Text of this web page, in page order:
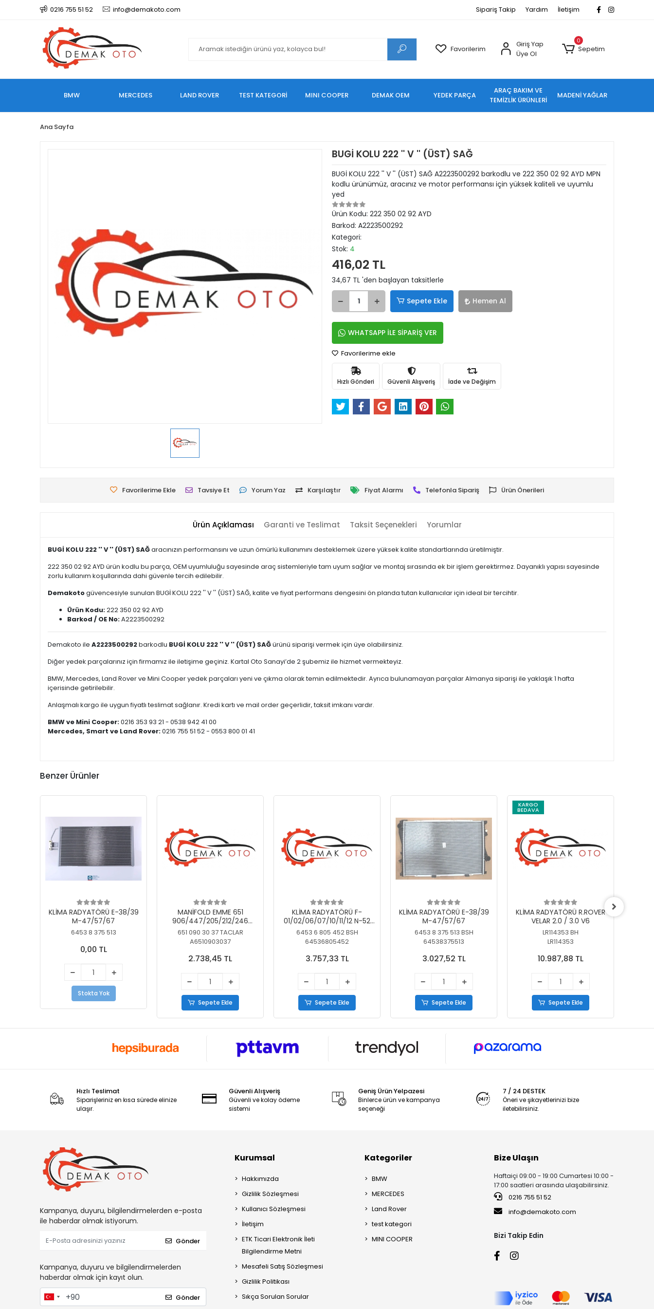
0216 755 51 52 info@demakoto.com Sipariş Takip Yardım İletişim
Favorilerim
Giriş Yap
Üye Ol
0
Sepetim
BMW MERCEDES LAND ROVER TEST KATEGORİ MINI COOPER DEMAK OEM YEDEK PARÇA
ARAÇ BAKIM VE
TEMİZLİK ÜRÜNLERİ
MADENİ YAĞLAR
Ana Sayfa
BUGİ KOLU 222 '' V '' (ÜST) SAĞ
BUGİ KOLU 222 '' V '' (ÜST) SAĞ A2223500292 barkodlu ve 222 350 02 92 AYD MPN
kodlu ürünümüz, aracınız ve motor performansı için yüksek kaliteli ve uyumlu
yed
Ürün Kodu: 222 350 02 92 AYD
Barkod: A2223500292
Kategori:
Stok: 4
416,02 TL
34,67 TL 'den başlayan taksitlerle
Sepete Ekle Hemen Al
WHATSAPP İLE SİPARİŞ VER
Favorilerime ekle
Hızlı Gönderi Güvenli Alışveriş İade ve Değişim
Favorilerime Ekle Tavsiye Et Yorum Yaz Karşılaştır Fiyat Alarmı Telefonla Sipariş Ürün Önerileri
Ürün Açıklaması Garanti ve Teslimat Taksit Seçenekleri Yorumlar
BUGİ KOLU 222 '' V '' (ÜST) SAĞaracınızın performansını ve uzun ömürlü kullanımını desteklemek üzere yüksek kalite standartlarında üretilmiştir.
222 350 02 92 AYD ürün kodlu bu parça, OEM uyumluluğu sayesinde araç sistemleriyle tam uyum sağlar ve montaj sırasında ek bir işlem gerektirmez. Dayanıklı yapısı sayesinde
zorlu kullanım koşullarında dahi güvenle tercih edilebilir.
Demakotogüvencesiyle sunulan BUGİ KOLU 222 '' V '' (ÜST) SAĞ, kalite ve fiyat performans dengesini ön planda tutan kullanıcılar için ideal bir tercihtir.
Ürün Kodu:222 350 02 92 AYD
Barkod / OE No:A2223500292
Demakoto ile A2223500292barkodlu BUGİ KOLU 222 '' V '' (ÜST) SAĞürünü siparişi vermek için üye olabilirsiniz.
Diğer yedek parçalarınız için firmamız ile iletişime geçiniz. Kartal Oto Sanayi’de 2 şubemiz ile hizmet vermekteyiz.
BMW, Mercedes, Land Rover ve Mini Cooper yedek parçaları yeni ve çıkma olarak temin edilmektedir. Ayrıca bulunamayan parçalar Almanya siparişi ile yaklaşık 1 hafta
içerisinde getirilebilir.
Anlaşmalı kargo ile uygun fiyatlı teslimat sağlanır. Kredi kartı ve mail order geçerlidir, taksit imkanı vardır.
BMW ve Mini Cooper:0216 353 93 21 - 0538 942 41 00
Mercedes, Smart ve Land Rover:0216 755 51 52 - 0553 800 01 41
Benzer Ürünler
KLİMA RADYATÖRÜ E-38/39
M-47/57/67
6453 8 375 513
0,00 TL
Stokta Yok
MANİFOLD EMME 651
906/447/205/212/246
KELEBEKSİZ
651 090 30 37 TACLAR
A6510903037
2.738,45 TL
Sepete Ekle
KLİMA RADYATÖRÜ F-
01/02/06/07/10/11/12 N-52
N/N-53/57/63
6453 6 805 452 BSH
64536805452
3.757,33 TL
Sepete Ekle
KLİMA RADYATÖRÜ E-38/39
M-47/57/67
6453 8 375 513 BSH
64538375513
3.027,52 TL
Sepete Ekle
KARGO
BEDAVA
KLİMA RADYATÖRÜ R.ROVER
VELAR 2.0 / 3.0 V6
LR114353 BH
LR114353
10.987,88 TL
Sepete Ekle
Hızlı Teslimat
Siparişleriniz en kısa sürede elinize
ulaşır.
Güvenli Alışveriş
Güvenli ve kolay ödeme
sistemi
Geniş Ürün Yelpazesi
Binlerce ürün ve kampanya
seçeneği
7 / 24 DESTEK
Öneri ve şikayetlerinizi bize
iletebilirsiniz.
Kampanya, duyuru, bilgilendirmelerden e-posta
ile haberdar olmak istiyorum.
Gönder
Kampanya, duyuru ve bilgilendirmelerden
haberdar olmak için kayıt olun.
Gönder
Kurumsal
Hakkımızda
Gizlilik Sözleşmesi
Kullanıcı Sözleşmesi
İletişim
ETK Ticari Elektronik İleti
Bilgilendirme Metni
Mesafeli Satış Sözleşmesi
Gizlilik Politikası
Sıkça Sorulan Sorular
Kategoriler
BMW
MERCEDES
Land Rover
test kategori
MINI COOPER
Bize Ulaşın
Haftaiçi 09:00 - 19:00 Cumartesi 10:00 -
17:00 saatleri arasında ulaşabilirsiniz.
0216 755 51 52
info@demakoto.com
Bizi Takip Edin